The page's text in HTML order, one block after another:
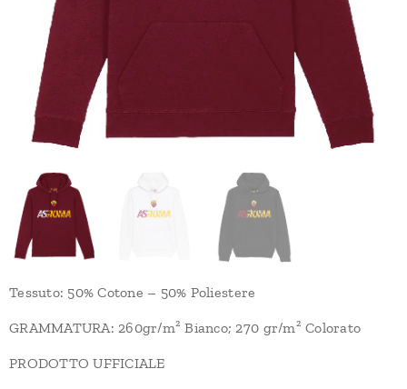
Tessuto: 50% Cotone – 50% Poliestere
GRAMMATURA: 260gr/m² Bianco; 270 gr/m² Colorato
PRODOTTO UFFICIALE